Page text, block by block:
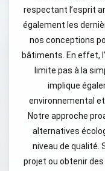
respectant l’esprit
également les
nos conceptions
bâtiments. En effet,
limite pas à la
implique
environnemental
Notre approche
alternatives
niveau de qualité.
projet ou obtenir